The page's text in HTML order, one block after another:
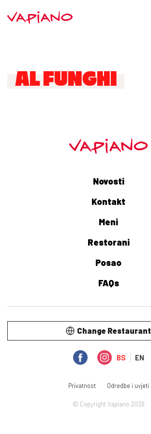
AL FUNGHI
Novosti
Kontakt
Meni
Restorani
Posao
FAQs
BS EN
Change Restaurant
© Copyright Vapiano 2026
Privatnost Odredbe i uvjeti